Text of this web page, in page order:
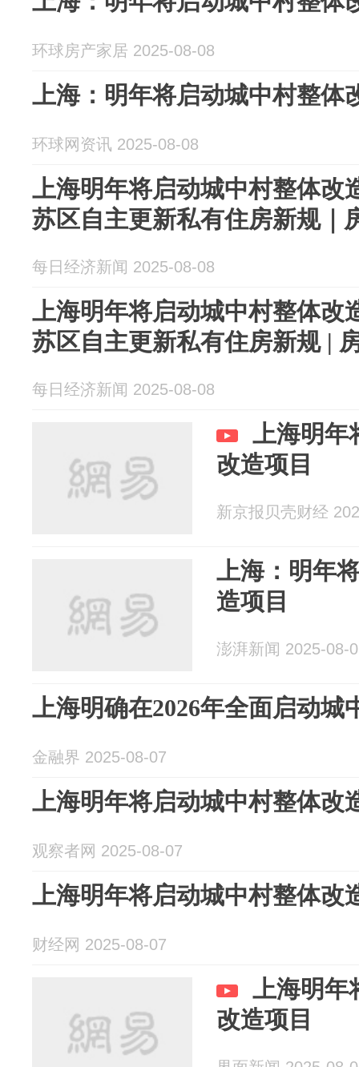
环球房产家居 2025-08-08
上海：明年将启动城中村整体
环球网资讯 2025-08-08
上海明年将启动城中村整体改
苏区自主更新私有住房新规｜
每日经济新闻 2025-08-08
上海明年将启动城中村整体改
苏区自主更新私有住房新规 |
每日经济新闻 2025-08-08
上海明年
改造项目
新京报贝壳财经
上海：明年
造项目
澎湃新闻 2025-08-
上海明确在2026年全面启动城
金融界 2025-08-07
上海明年将启动城中村整体改
观察者网 2025-08-07
上海明年将启动城中村整体改
财经网 2025-08-07
上海明年
改造项目